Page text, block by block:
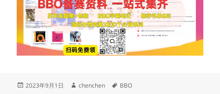
发
2023年9月1日
作
chenchen
标
BBO